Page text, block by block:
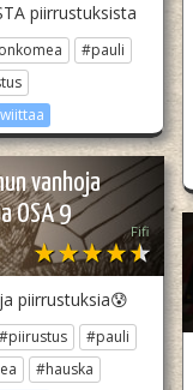
piirrustuksista
#pauli
vanhoja
OSA 9
Fifi
piirrustuksia😰
#piirustus
#pauli
#hauska